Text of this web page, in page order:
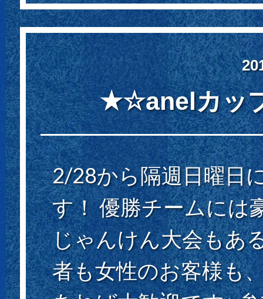
★☆anelカッ
2/28から隔週日曜日
す！ 優勝チームには
じゃんけん大会もあ
者も女性のお客様も